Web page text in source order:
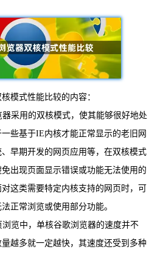
模式性能比较的内容：
采用的双核模式，使其能够很好地处
些基于IE内核才能正常显示的老旧网
早期开发的网页应用等，在双核模式
免出现页面显示错误或功能无法使用的
这类需要特定内核支持的网页时，可
正常浏览或使用部分功能。
览中，单核谷歌浏览器的速度并不
越多就一定越快，其速度还受到多种